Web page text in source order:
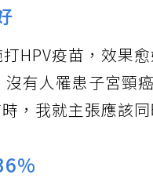
HPV疫苗，效果
有人罹患子宮頸
，我就主張應該同